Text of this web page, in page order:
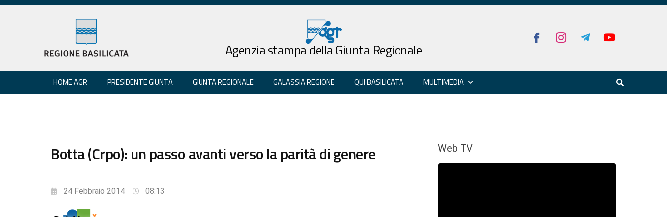
Agenzia stampa della Giunta Regionale
HOME AGR PRESIDENTE GIUNTA GIUNTA REGIONALE GALASSIA REGIONE QUI BASILICATA MULTIMEDIA
Botta (Crpo): un passo avanti verso la parità di genere
24 Febbraio 2014 08:13
Web TV